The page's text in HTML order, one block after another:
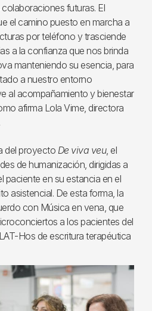
futuras. El
el camino puesto en marcha a
por teléfono y trasciende
a la confianza que nos brinda
manteniendo su esencia, para
a nuestro entorno
al acompañamiento y bienestar
afirma Lola Vime, directora
del proyecto De viva veu, el
de humanización, dirigidas a
paciente en su estancia en el
asistencial. De esta forma, la
con Música en vena, que
a los pacientes del
Hos de escritura terapéutica